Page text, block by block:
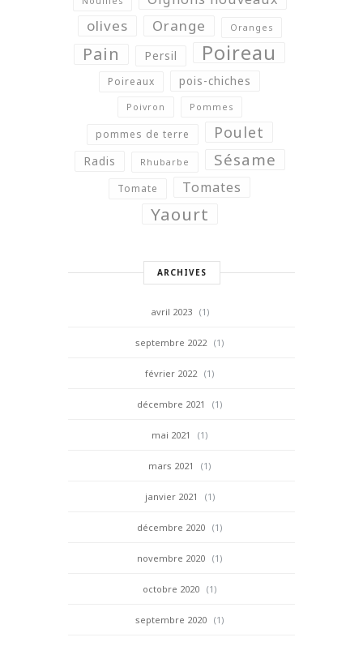
olives Orange Oranges
Pain Persil Poireau
Poireaux pois-chiches
Poivron Pommes
pommes de terre Poulet
Radis Rhubarbe Sésame
Tomate Tomates
Yaourt
ARCHIVES
avril 2023 (1)
septembre 2022 (1)
février 2022 (1)
décembre 2021 (1)
mai 2021 (1)
mars 2021 (1)
janvier 2021 (1)
décembre 2020 (1)
novembre 2020 (1)
octobre 2020 (1)
septembre 2020 (1)